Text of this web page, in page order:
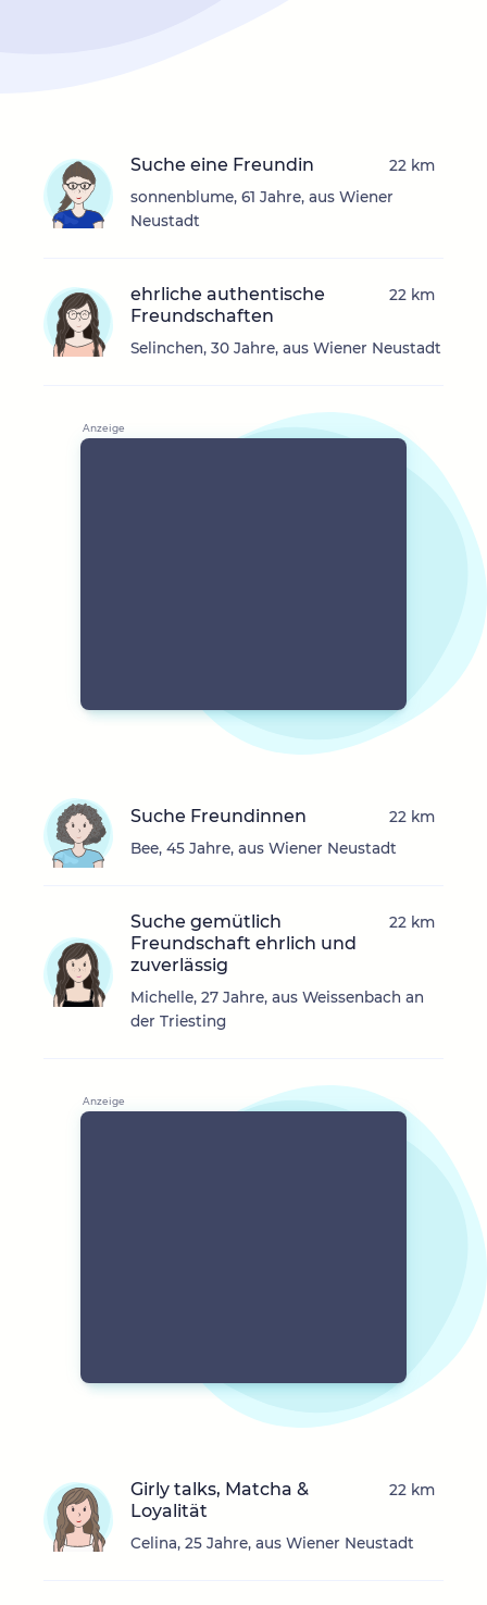
Suche eine Freundin
sonnenblume, 61 Jahre, aus Wiener
Neustadt
22 km
ehrliche authentische
Freundschaften
Selinchen, 30 Jahre, aus Wiener Neustadt
22 km
Suche Freundinnen
Bee, 45 Jahre, aus Wiener Neustadt
22 km
Suche gemütlich
Freundschaft ehrlich und
zuverlässig
Michelle, 27 Jahre, aus Weissenbach an
der Triesting
22 km
Girly talks, Matcha &
Loyalität
Celina, 25 Jahre, aus Wiener Neustadt
22 km